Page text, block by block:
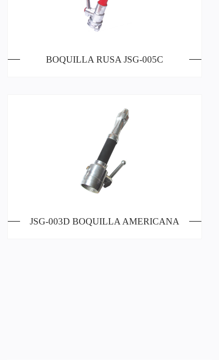
BOQUILLA RUSA JSG-005C
JSG-003D BOQUILLA AMERICANA